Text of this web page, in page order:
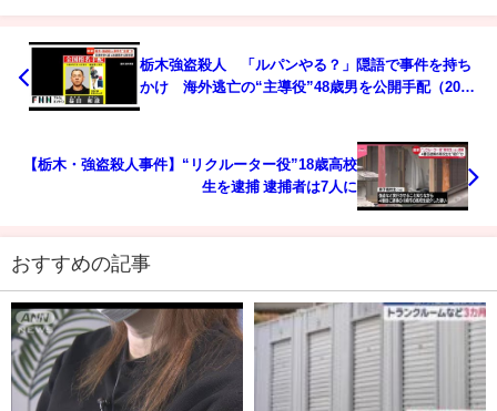
栃木強盗殺人 「ルパンやる？」隠語で事件を持ち
かけ 海外逃亡の“主導役”48歳男を公開手配（2026
【栃木・強盗殺人事件】“リクルーター役”18歳高校
生を逮捕 逮捕者は7人に
おすすめの記事